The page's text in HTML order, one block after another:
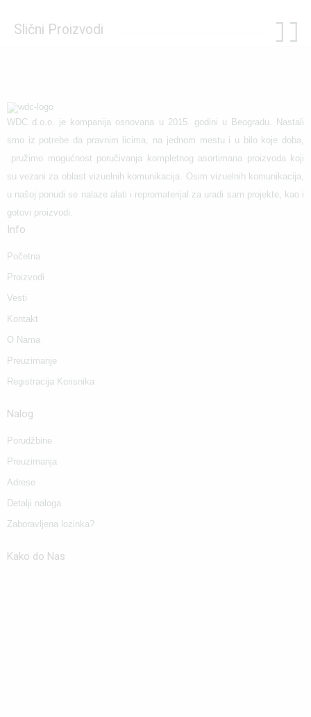
Slični Proizvodi
WDC d.o.o. je kompanija osnovana u 2015. godini u Beogradu. Nastali
smo iz potrebe da pravnim licima, na jednom mestu i u bilo koje doba,
pružimo mogućnost poručivanja kompletnog asortimana proizvoda koji
su vezani za oblast vizuelnih komunikacija. Osim vizuelnih komunikacija,
u našoj ponudi se nalaze alati i repromaterijal za uradi sam projekte, kao i
gotovi proizvodi.
Info
Početna
Proizvodi
Vesti
Kontakt
O Nama
Preuzimanje
Registracija Korisnika
Nalog
Porudžbine
Preuzimanja
Adrese
Detalji naloga
Zaboravljena lozinka?
Kako do Nas